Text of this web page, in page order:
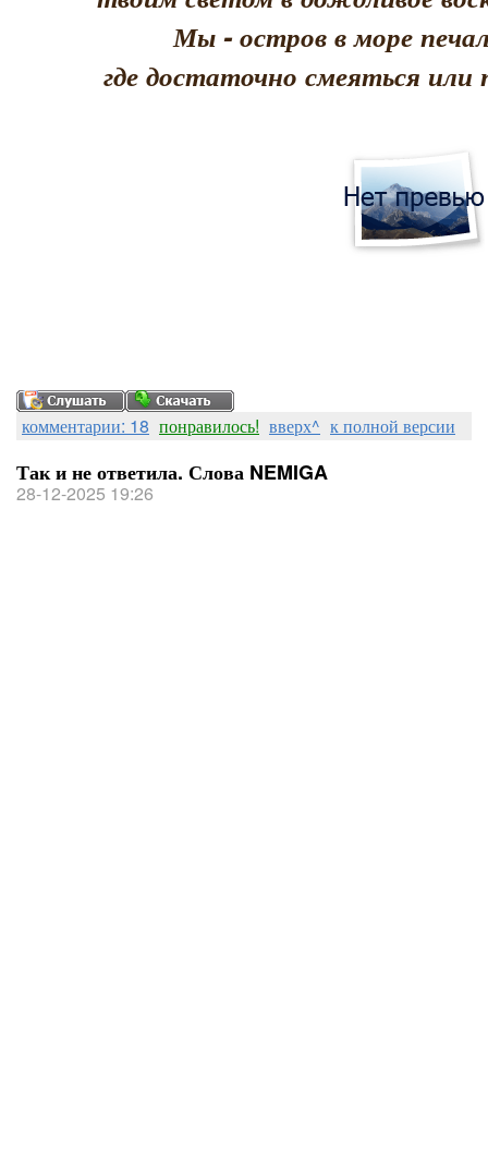
Мы - остров в море
где достаточно смеяться или
комментарии: 18 понравилось! вверх^ к полной версии
Так и не ответила. Слова NEMIGA
28-12-2025 19:26